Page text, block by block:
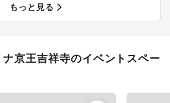
もっと見る
ナ京王吉祥寺のイベントスペー